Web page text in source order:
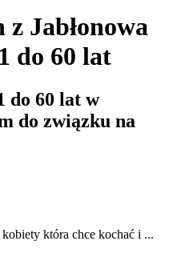
Jabłonowa
do 60 lat
do 60 lat w
do związku na
która chce kochać i ...